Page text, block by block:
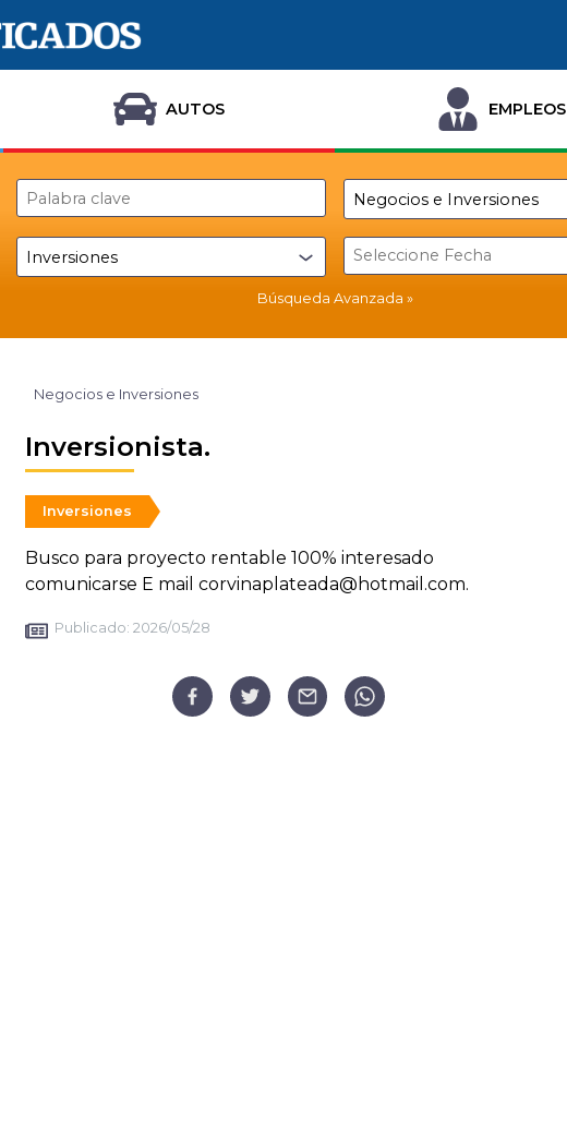
AUTOS EMPLEOS
Búsqueda Avanzada
Negocios e Inversiones
Inversionista.
Inversiones
Busco para proyecto rentable 100% interesado
comunicarse E mail corvinaplateada@hotmail.com.
Publicado: 2026/05/28